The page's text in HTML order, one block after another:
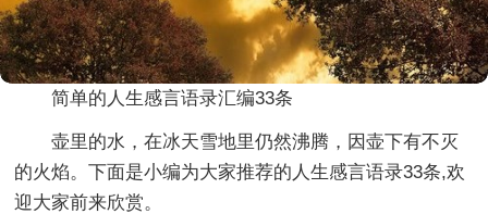
简单的人生感言语录汇编33条
壶里的水，在冰天雪地里仍然沸腾，因壶下有不灭
的火焰。下面是小编为大家推荐的人生感言语录33条,欢
迎大家前来欣赏。